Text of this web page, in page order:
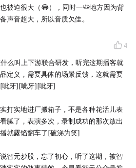
一台名叫 A2W的轮式类人型工业
智元所打造，经由另一家明星创业
最终落地到汽零龙头上市公司富临
被迫很大（😂），同时一些地方因为背
声音超大，所以音质欠佳。
4
么叫上下游联合研发，听完这期播客就
定义，需要具体的场景反馈，这就需要
呲牙][呲牙][呲牙]
打实地进厂搬箱子，不是各种花活儿表
腻了，表演多次，录制成功的那次放出
就露馅翻车了[破涕为笑]
智元炒股，忘了初心，听了这期，被智